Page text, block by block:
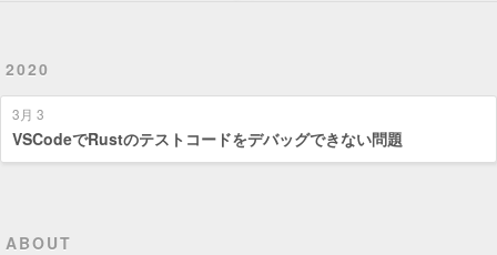
2020
3月 3
VSCodeでRustのテストコードをデバッグできない問題
ABOUT
Tag Cloud
Tags